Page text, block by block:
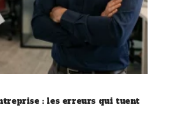
: les erreurs qui tuent